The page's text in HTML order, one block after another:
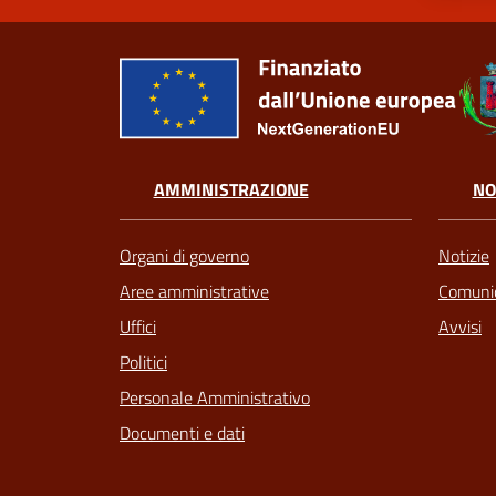
AMMINISTRAZIONE
Organi di governo
Aree amministrative
Uffici
Politici
Personale Amministrativo
Documenti e dati
Notizie
Avvisi